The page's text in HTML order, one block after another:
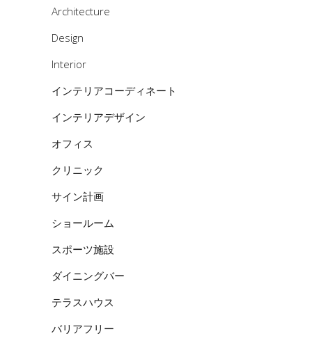
Architecture
Design
Interior
インテリアコーディネート
インテリアデザイン
オフィス
クリニック
サイン計画
ショールーム
スポーツ施設
ダイニングバー
テラスハウス
バリアフリー